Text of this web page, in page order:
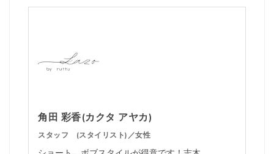
角田 彩香(カクタ アヤカ)
スタッフ (スタイリスト)／女性